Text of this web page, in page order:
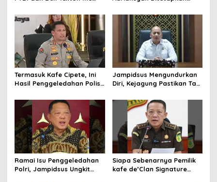
Kembangkan Industri
Helikopter
Kejagung Rajut Kongsi
Termasuk Kafe Cipete, Ini
Hasil Penggeledahan Polisi
Jampidsus Mengundurkan
Diri, Kejagung Pastikan Tak
Hukum di Gedung Bundar
Ramai Isu Penggeledahan
Polri, Jampidsus Ungkit
Siapa Sebenarnya Pemilik
kafe de’Clan Signature